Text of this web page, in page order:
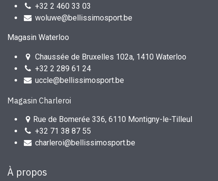
+32 2 460 33 03
woluwe@bellissimosport.be
Magasin Waterloo
Chaussée de Bruxelles 102a, 1410 Waterloo
+32 2 289 61 24
uccle@bellissimosport.be
Magasin Charleroi
Rue de Bomerée 336, 6110 Montigny-le-Tilleul
+32 71 38 87 55
charleroi@bellissimosport.be
À propos